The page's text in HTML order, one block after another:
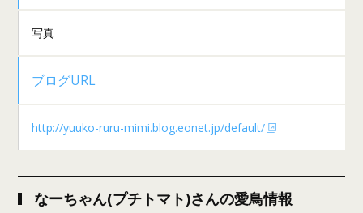
写真
ブログURL
http://yuuko-ruru-mimi.blog.eonet.jp/default/
なーちゃん(プチトマト)さんの愛鳥情報